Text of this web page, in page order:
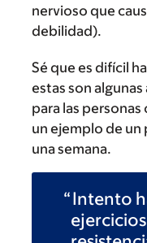
nervioso que
debilidad).
Sé que es difícil
estas son
para las
un ejemplo de
una semana.
Intento